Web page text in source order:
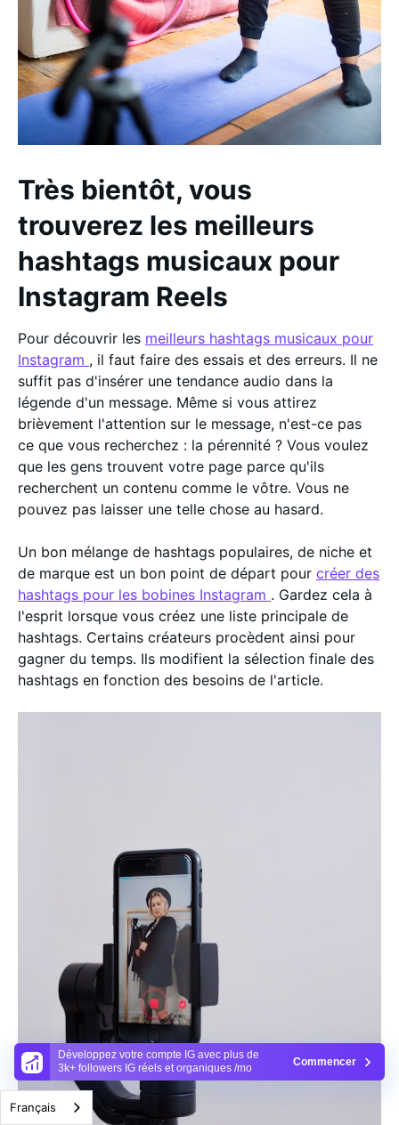
Développez votre compte IG avec plus de
3k+ followers IG réels et organiques /mo
Commencer
Très bientôt, vous
trouverez les meilleurs
hashtags musicaux pour
Instagram Reels
Pour découvrir les meilleurs hashtags musicaux pour
Instagram , il faut faire des essais et des erreurs. Il ne
suffit pas d'insérer une tendance audio dans la
légende d'un message. Même si vous attirez
brièvement l'attention sur le message, n'est-ce pas
ce que vous recherchez : la pérennité ? Vous voulez
que les gens trouvent votre page parce qu'ils
recherchent un contenu comme le vôtre. Vous ne
pouvez pas laisser une telle chose au hasard.
Un bon mélange de hashtags populaires, de niche et
de marque est un bon point de départ pour créer des
hashtags pour les bobines Instagram . Gardez cela à
l'esprit lorsque vous créez une liste principale de
hashtags. Certains créateurs procèdent ainsi pour
gagner du temps. Ils modifient la sélection finale des
hashtags en fonction des besoins de l'article.
Français